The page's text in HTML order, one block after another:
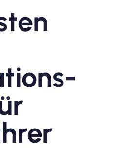
Tarife